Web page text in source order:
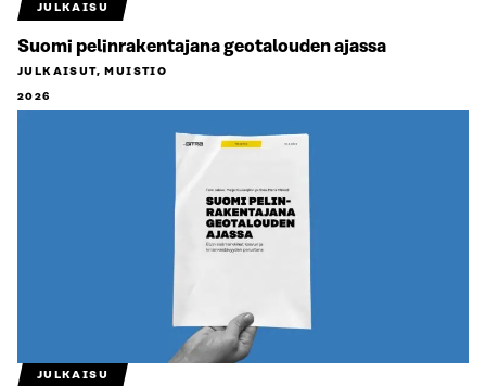
JULKAISU
Suomi pelinrakentajana geotalouden ajassa
JULKAISUT, MUISTIO
2026
JULKAISU